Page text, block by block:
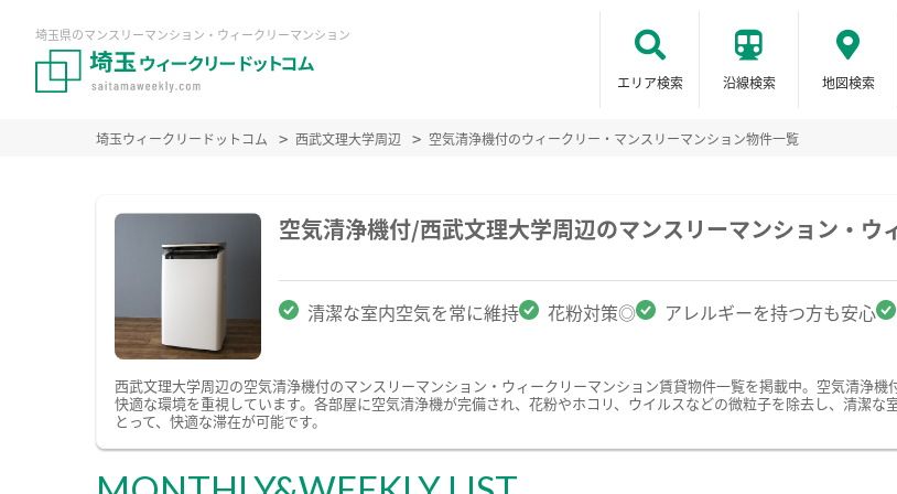
埼玉県のマンスリーマンション・ウィークリーマンション
エリア検索 沿線検索 地図検索
埼玉ウィークリードットコム 西武文理大学周辺 空気清浄機付のウィークリー・マンスリーマンション物件一覧
空気清浄機付/西武文理大学周辺のマンスリーマンション・ウ
清潔な室内空気を常に維持 花粉対策◎ アレルギーを持つ方も安心
西武文理大学周辺の空気清浄機付のマンスリーマンション・ウィークリーマンション賃貸物件一覧を掲載中。空気清浄
快適な環境を重視しています。各部屋に空気清浄機が完備され、花粉やホコリ、ウイルスなどの微粒子を除去し、清潔
とって、快適な滞在が可能です。